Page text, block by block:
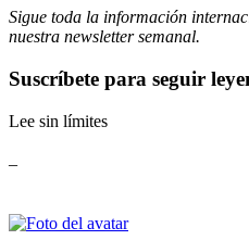
Sigue toda la información
nuestra newsletter semanal.
Suscríbete para seguir
Lee sin límites